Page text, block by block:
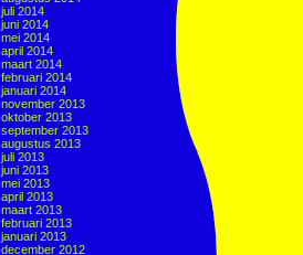
juli 2014
juni 2014
mei 2014
april 2014
maart 2014
februari 2014
januari 2014
november 2013
oktober 2013
september 2013
augustus 2013
juli 2013
juni 2013
mei 2013
april 2013
maart 2013
februari 2013
januari 2013
december 2012